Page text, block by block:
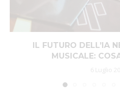
IL FUTURO DELL’IA
MUSICALE:
6 Luglio